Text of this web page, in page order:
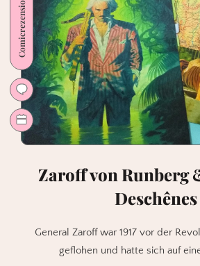
Posy
Simmonds
Comicrezension
Zaroff von
Deschênes
General Zaroff war 1917 vor der
geflohen und hatte sich auf